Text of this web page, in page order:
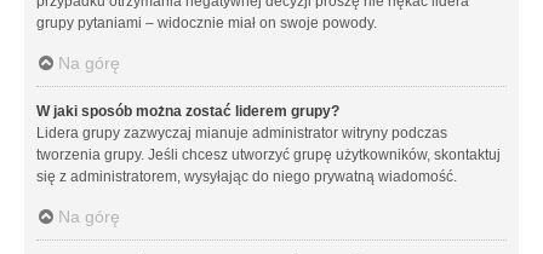
grupy pytaniami – widocznie miał on swoje powody.
Na górę
W jaki sposób można zostać liderem grupy?
Lidera grupy zazwyczaj mianuje administrator witryny podczas
tworzenia grupy. Jeśli chcesz utworzyć grupę użytkowników, skontaktuj
się z administratorem, wysyłając do niego prywatną wiadomość.
Na górę